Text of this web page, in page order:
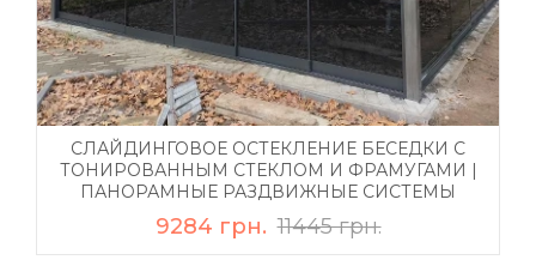
СЛАЙДИНГОВОЕ ОСТЕКЛЕНИЕ БЕСЕДКИ С
ТОНИРОВАННЫМ СТЕКЛОМ И ФРАМУГАМИ |
ПАНОРАМНЫЕ РАЗДВИЖНЫЕ СИСТЕМЫ
9284 грн. 11445 грн.